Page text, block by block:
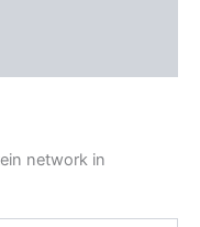
network in